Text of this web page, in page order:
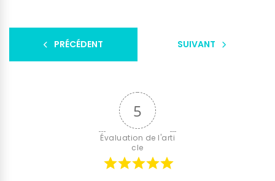
PRÉCÉDENT SUIVANT
5
Évaluation de l'arti
cle